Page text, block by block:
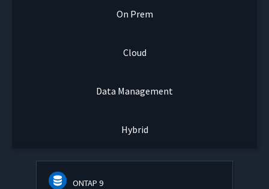
On Prem
Cloud
Data Management
Hybrid
ONTAP 9